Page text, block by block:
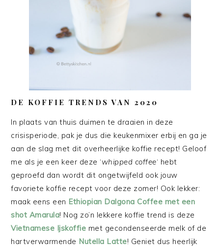
DE KOFFIE TRENDS VAN 2020
In plaats van thuis duimen te draaien in deze
crisisperiode, pak je dus die keukenmixer erbij en ga je
aan de slag met dit overheerlijke koffie recept! Geloof
me als je een keer deze ‘whipped coffee‘ hebt
geproefd dan wordt dit ongetwijfeld ook jouw
favoriete koffie recept voor deze zomer! Ook lekker:
maak eens een Ethiopian Dalgona Coffee met een
shot Amarula! Nog zo’n lekkere koffie trend is deze
Vietnamese Ijskoffie met gecondenseerde melk of de
hartverwarmende Nutella Latte! Geniet dus heerlijk